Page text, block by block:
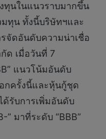
ทุนในแนวราบมากขึ้น
ทุน ทั้งนี้บริษัทฯและ
จัดอันดับความน่าเชื่อ
ด เมื่อวันที่ 7
แนวโน้มอันดับ
กครั้งนี้และหุ้นกู้ชุด
รับการเพิ่มอันดับ
” มาที่ระดับ “BBB”